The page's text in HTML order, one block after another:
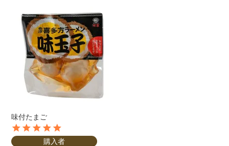
味付たまご
購入者